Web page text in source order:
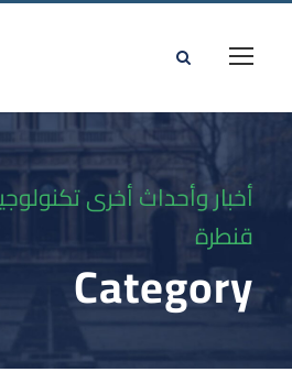
أخبار وأحداث أخرى
قنطرة
Category